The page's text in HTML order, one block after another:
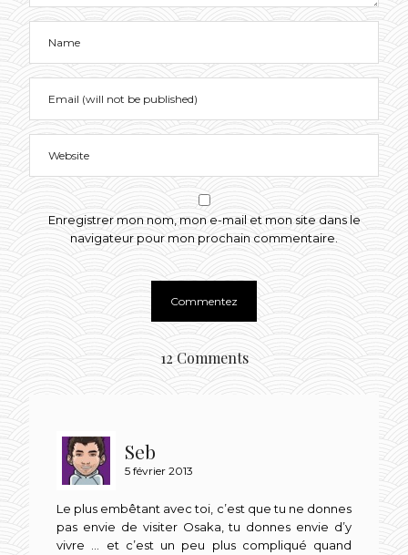
Enregistrer mon nom, mon e-mail et mon site dans le
navigateur pour mon prochain commentaire.
12 Comments
Seb
5 février 2013
Le plus embêtant avec toi, c’est que tu ne donnes
pas envie de visiter Osaka, tu donnes envie d’y
vivre … et c’est un peu plus compliqué quand